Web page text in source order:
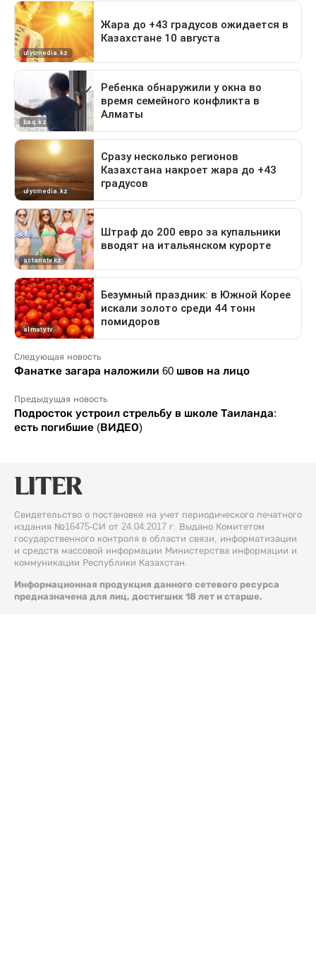
Следующая новость
Фанатке загара наложили 60 швов на лицо
Предыдущая новость
Подросток устроил стрельбу в школе Таиланда:
есть погибшие (ВИДЕО)
Свидетельство о постановке на учет периодического печатного
издания №16475-СИ от 24.04.2017 г. Выдано Комитетом
государственного контроля в области связи, информатизации
и средств массовой информации Министерства информации и
коммуникации Республики Казахстан.
Информационная продукция данного сетевого ресурса
предназначена для лиц, достигших 18 лет и старше.